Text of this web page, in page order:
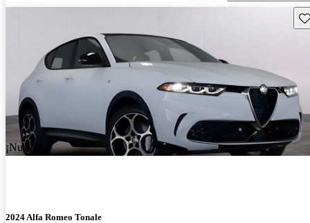
¡Nuevo!
2024 Alfa Romeo Tonale